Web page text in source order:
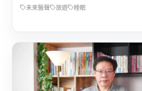
未來醫聲 旅遊 睡眠